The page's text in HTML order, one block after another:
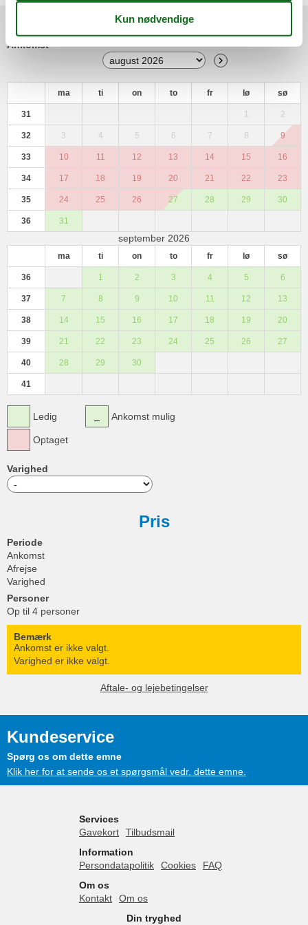
Kalender
Ankomst
ma ti on to fr lø sø
31 1 2
32 3 4 5 6 7 8 9
33 10 11 12 13 14 15 16
34 17 18 19 20 21 22 23
35 24 25 26 27 28 29 30
36 31
september 2026
ma ti on to fr lø sø
36 1 2 3 4 5 6
37 7 8 9 10 11 12 13
38 14 15 16 17 18 19 20
39 21 22 23 24 25 26 27
40 28 29 30
41
Ledig
Optaget
Ankomst mulig
Varighed
Pris
Periode
Ankomst
Afrejse
Varighed
Personer
Op til 4 personer
Bemærk
Ankomst er ikke valgt.
Varighed er ikke valgt.
Aftale- og lejebetingelser
Kundeservice
Spørg os om dette emne
Klik her for at sende os et spørgsmål vedr. dette emne.
Services
Gavekort
Tilbudsmail
Information
Persondatapolitik
Cookies
FAQ
Om os
Kontakt
Om os
Din tryghed